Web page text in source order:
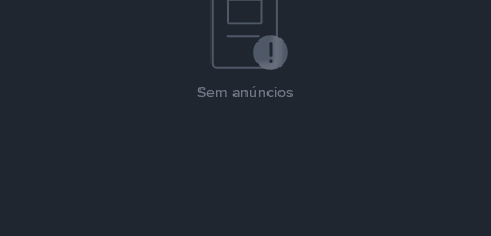
Sem anúncios